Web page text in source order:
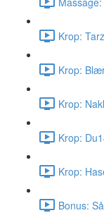
Krop:
Krop:
Krop:
Krop:
Krop:
Bonus: